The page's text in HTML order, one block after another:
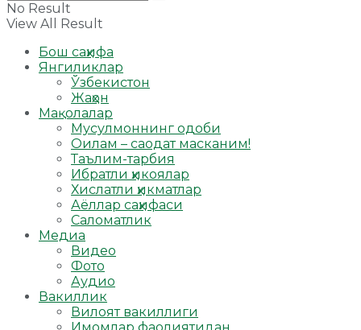
No Result
View All Result
Бош саҳифа
Янгиликлар
Ўзбекистон
Жаҳон
Мақолалар
Мусулмоннинг одоби
Оилам – саодат масканим!
Таълим-тарбия
Ибратли ҳикоялар
Хислатли ҳикматлар
Аёллар саҳифаси
Саломатлик
Медиа
Видео
Фото
Аудио
Вакиллик
Вилоят вакиллиги